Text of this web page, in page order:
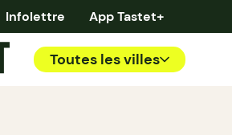
Infolettre App Tastet+
Toutes les villes